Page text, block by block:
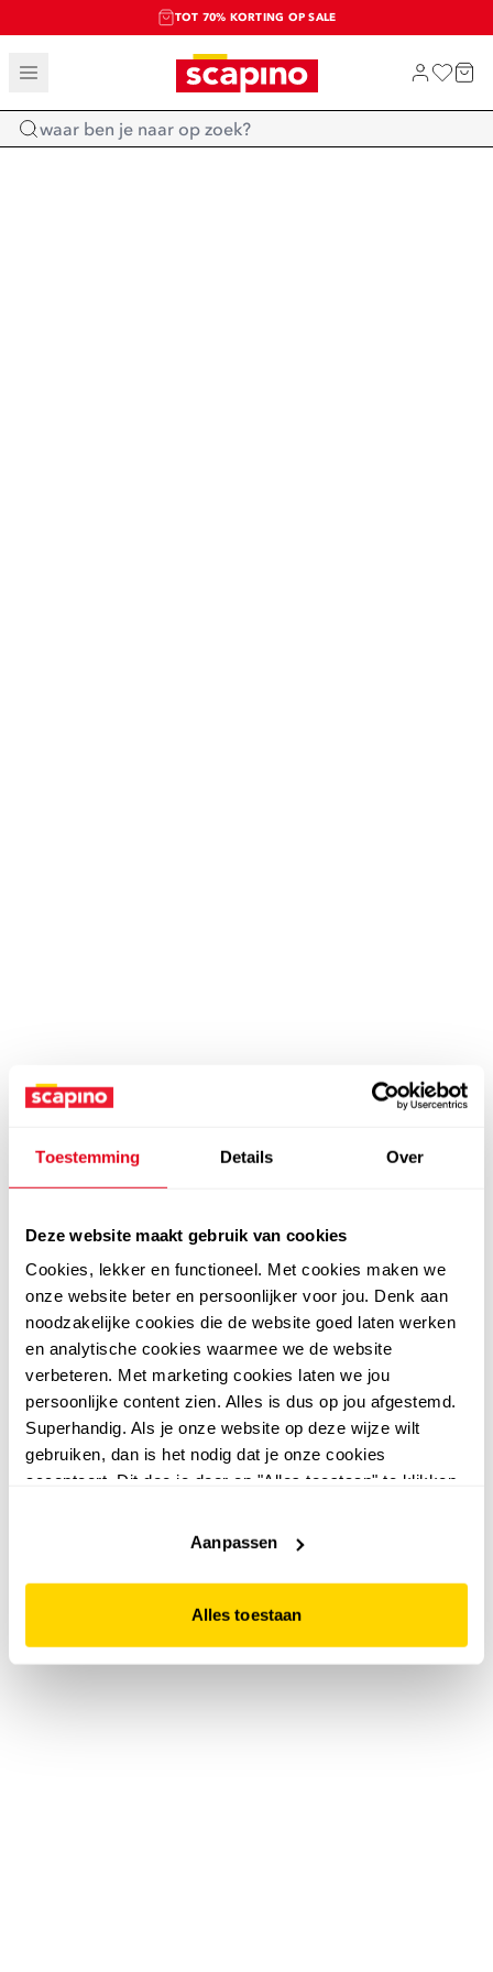
Toestemming Details Over
Deze website maakt gebruik van cookies
Cookies, lekker en functioneel. Met cookies maken we
onze website beter en persoonlijker voor jou. Denk aan
noodzakelijke cookies die de website goed laten werken
en analytische cookies waarmee we de website
verbeteren. Met marketing cookies laten we jou
persoonlijke content zien. Alles is dus op jou afgestemd.
Superhandig. Als je onze website op deze wijze wilt
gebruiken, dan is het nodig dat je onze cookies
accepteert. Dit doe je door op "Alles toestaan" te klikken.
website niet optimaal functioneert.
Aanpassen
Alles toestaan
TOT 70% KORTING OP SALE
SALE: LAATSTE KANS!
SHOP NIEUW
Home